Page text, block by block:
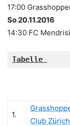
17:00
So 20.11.2016
14:30 FC
Tabelle
1.
Club